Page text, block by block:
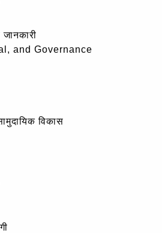
and Governance
विकास